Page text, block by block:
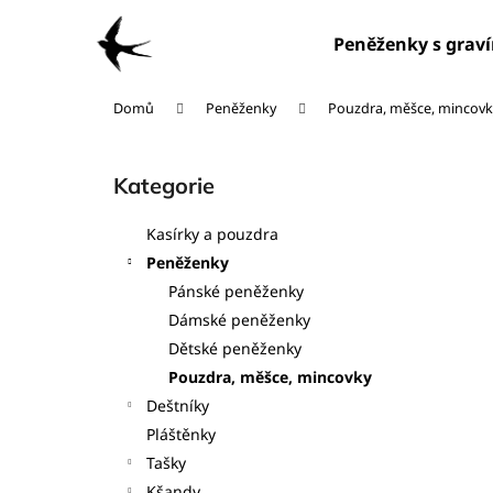
Peněženky s
Domů Peněženky Pouzdra, měšce,
Přeskočit
kategorie
Kategorie
Kasírky a pouzdra
Peněženky
Pánské peněženky
Dámské peněženky
Dětské peněženky
Pouzdra, měšce, mincovky
Deštníky
Pláštěnky
Tašky
Zpět
Zpět